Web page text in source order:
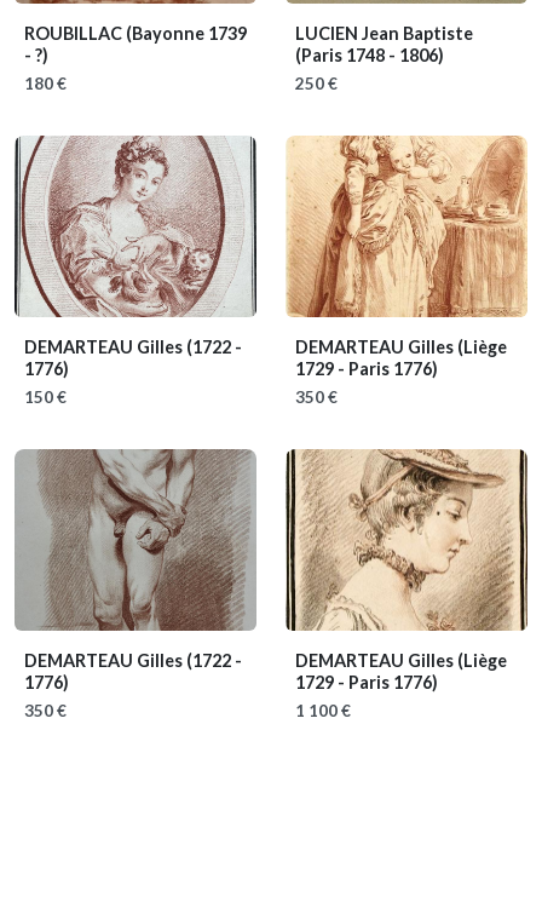
ROUBILLAC (Bayonne 1739
- ?)
180 €
LUCIEN Jean Baptiste
(Paris 1748 - 1806)
250 €
DEMARTEAU Gilles (1722 -
1776)
150 €
DEMARTEAU Gilles (Liège
1729 - Paris 1776)
350 €
DEMARTEAU Gilles (1722 -
1776)
350 €
DEMARTEAU Gilles (Liège
1729 - Paris 1776)
1 100 €